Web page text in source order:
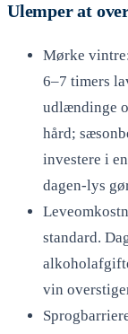
Ulemper at
Mørke
6–7 timers
udlændinge
hård;
investere i
dagen-lys
standard.
vin